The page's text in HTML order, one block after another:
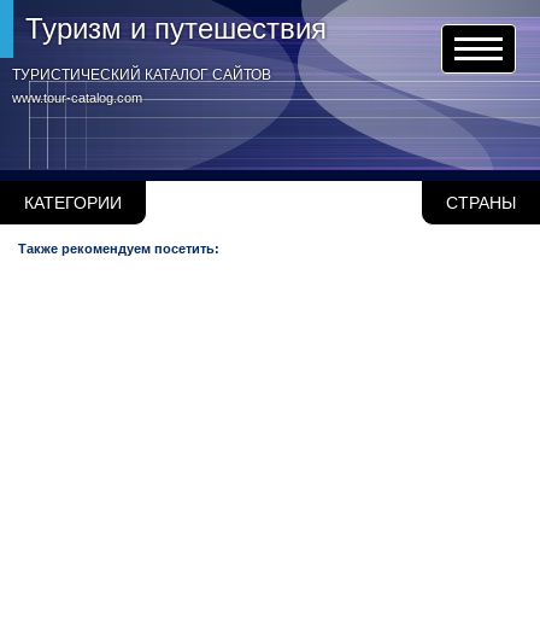
www.tour-catalog.com
Туризм и путешествия
ТУРИСТИЧЕСКИЙ КАТАЛОГ САЙТОВ
КАТЕГОРИИ СТРАНЫ
Также рекомендуем посетить: